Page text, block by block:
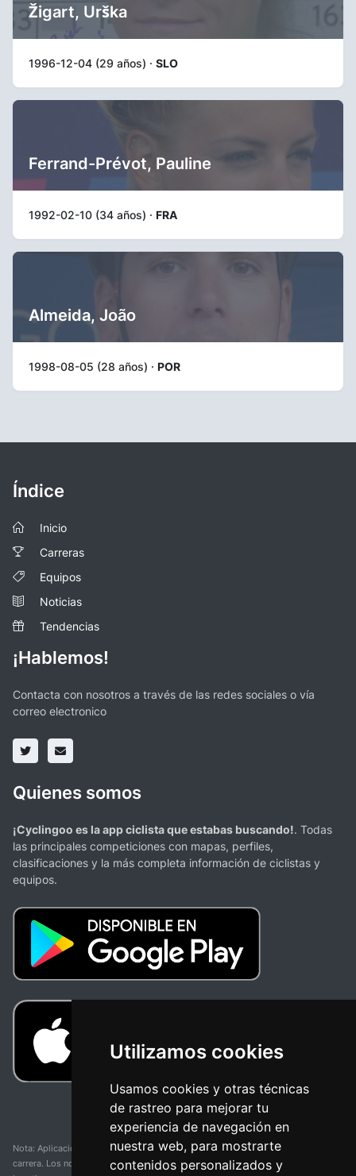
Utilizamos cookies
Usamos cookies y otras técnicas
de rastreo para mejorar tu
experiencia de navegación en
nuestra web, para mostrarte
contenidos personalizados y
Žigart, Urška
1996-12-04 (29 años) · SLO
Ferrand-Prévot, Pauline
1992-02-10 (34 años) · FRA
Almeida, João
1998-08-05 (28 años) · POR
Índice
Inicio
Carreras
Equipos
Noticias
Tendencias
¡Hablemos!
Contacta con nosotros a través de las redes sociales o vía
correo electronico
Quienes somos
¡Cyclingoo es la app ciclista que estabas buscando!. Todas
las principales competiciones con mapas, perfiles,
clasificaciones y la más completa información de ciclistas y
equipos.
Nota: Aplicación y web no oficial y no relacionada con ninguna organización o
carrera. Los nombres de equipos, competiciones, marcas comerciales y